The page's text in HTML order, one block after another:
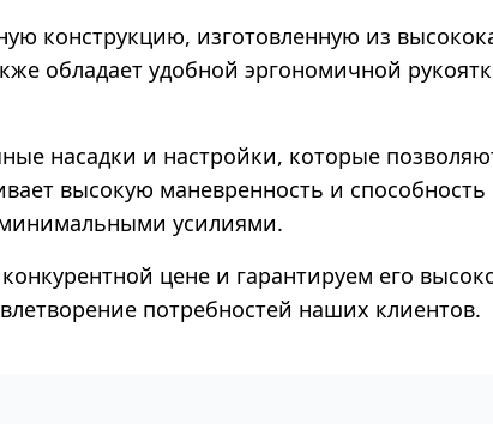
конструкцию, изготовленную из
обладает удобной эргономичной
насадки и настройки, которые
высокую маневренность и
минимальными усилиями.
цене и гарантируем его
потребностей наших клиентов.